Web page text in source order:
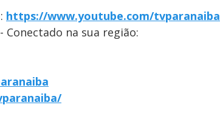
https://www.youtube.com/tvparanaiba
na sua região: